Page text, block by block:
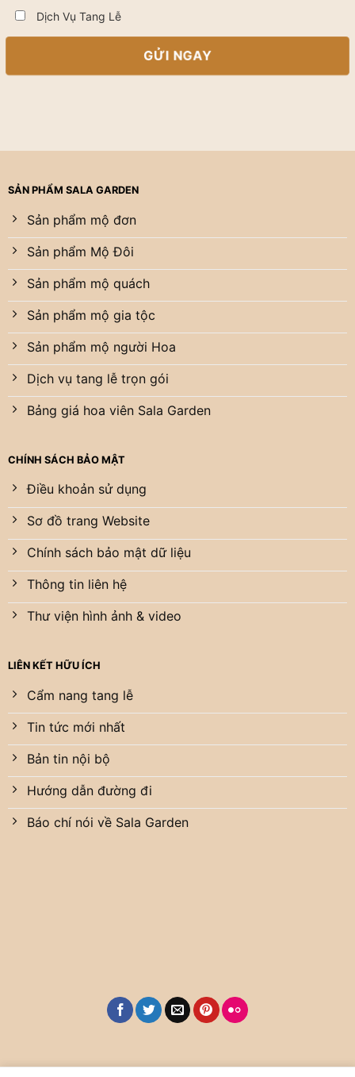
Dịch Vụ Tang Lễ
SẢN PHẨM SALA GARDEN
Sản phẩm mộ đơn
Sản phẩm Mộ Đôi
Sản phẩm mộ quách
Sản phẩm mộ gia tộc
Sản phẩm mộ người Hoa
Dịch vụ tang lễ trọn gói
Bảng giá hoa viên Sala Garden
CHÍNH SÁCH BẢO MẬT
Điều khoản sử dụng
Sơ đồ trang Website
Chính sách bảo mật dữ liệu
Thông tin liên hệ
Thư viện hình ảnh & video
LIÊN KẾT HỮU ÍCH
Cẩm nang tang lễ
Tin tức mới nhất
Bản tin nội bộ
Hướng dẫn đường đi
Báo chí nói về Sala Garden